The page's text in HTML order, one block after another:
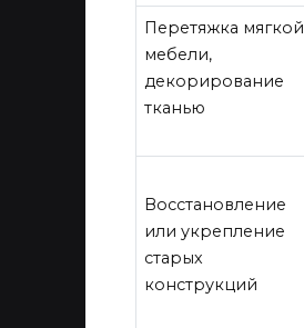
Перетяжка мягкой
мебели,
декорирование
тканью
Восстановление
или укрепление
старых
конструкций